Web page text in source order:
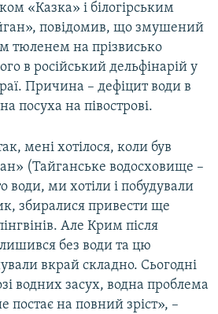
«Казка» і білогірським
повідомив, що змушений
тюленем на прізвисько
в російський дельфінарій у
Причина – дефіцит води в
посуха на півострові.
мені хотілося, коли був
(Тайганське водосховище –
води, ми хотіли і побудували
збиралися привести ще
Але Крим після
без води та цю
вкрай складно. Сьогодні
водних засух, водна проблема
постає на повний зріст», –